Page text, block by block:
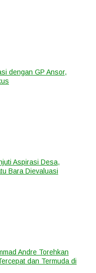
dengan GP Ansor,
Aspirasi Desa,
Bara Dievaluasi
Andre Torehkan
dan Termuda di